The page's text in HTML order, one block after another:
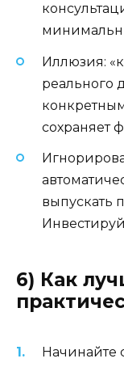
Иллюзия:
реального
сохраняет
выпускать
6) Как
Начинайте